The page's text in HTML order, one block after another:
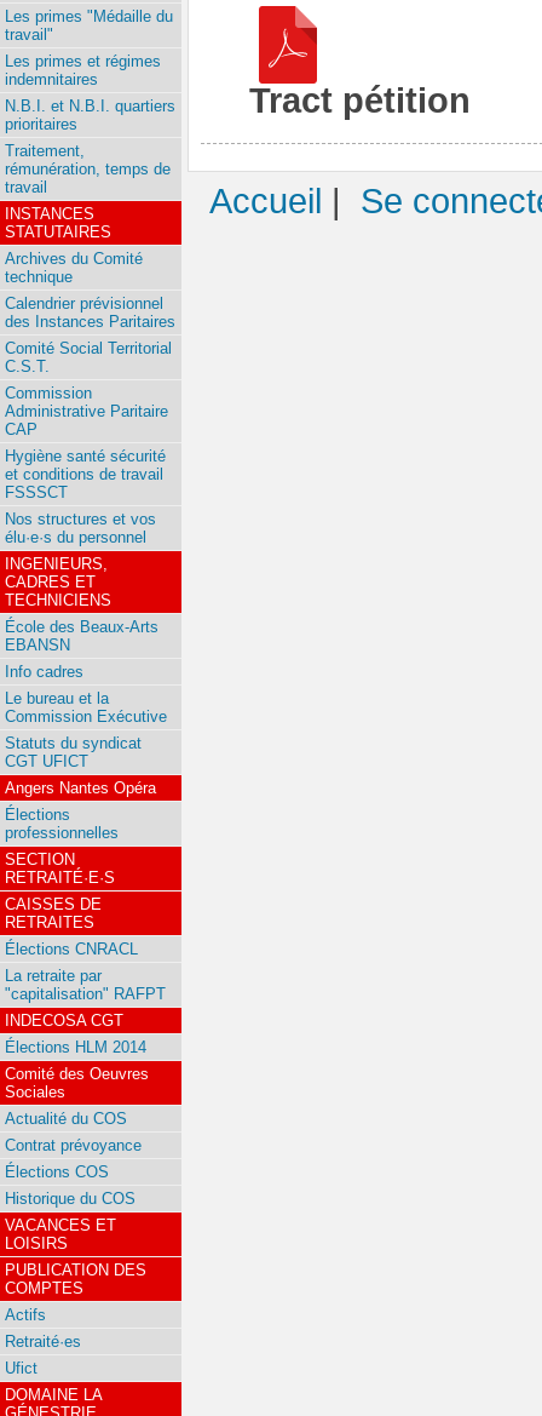
Tract pétition
Les primes "Médaille du
travail"
Les primes et régimes
indemnitaires
N.B.I. et N.B.I. quartiers
prioritaires
Traitement,
rémunération, temps de
travail
INSTANCES
STATUTAIRES
Archives du Comité
technique
Calendrier prévisionnel
des Instances Paritaires
Comité Social Territorial
C.S.T.
Commission
Administrative Paritaire
CAP
Hygiène santé sécurité
et conditions de travail
FSSSCT
Nos structures et vos
élu·e·s du personnel
INGENIEURS,
CADRES ET
TECHNICIENS
École des Beaux-Arts
EBANSN
Info cadres
Le bureau et la
Commission Exécutive
Statuts du syndicat
CGT UFICT
Angers Nantes Opéra
Élections
professionnelles
SECTION
RETRAITÉ·E·S
CAISSES DE
RETRAITES
Élections CNRACL
La retraite par
"capitalisation" RAFPT
INDECOSA CGT
Élections HLM 2014
Comité des Oeuvres
Sociales
Actualité du COS
Contrat prévoyance
Élections COS
Historique du COS
VACANCES ET
LOISIRS
PUBLICATION DES
COMPTES
Actifs
Retraité·es
Ufict
DOMAINE LA
Accueil | Se